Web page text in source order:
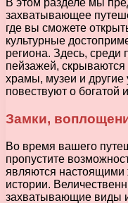
В этом разделе мы
захватывающее
где вы сможете
культурные
региона. Здесь,
пейзажей,
храмы, музеи и другие
повествуют о богатой
Замки,
Во время вашего
пропустите
являются
истории.
захватывающие виды